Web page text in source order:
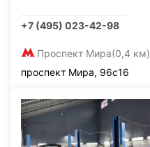
+7 (495) 023-42-98
Проспект Мира(0,4 км)
проспект Мира, 96с16